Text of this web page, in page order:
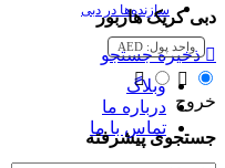
سازنده‌ها در دبی
واحد پول: AED
وبلاگ
درباره ما
تماس با ما
دبی کریک هاربور
ذخیره جستجو
خروج
جستجوی پیشرفته